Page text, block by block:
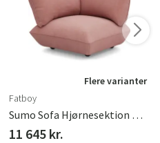
Flere varianter
Fatboy
Sumo Sofa Hjørnesektion Højre Cord Recycled Soft Pink
11 645 kr.